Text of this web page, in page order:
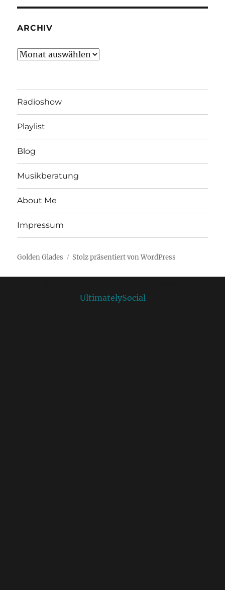
ARCHIV
Archiv
Radioshow
Playlist
Blog
Musikberatung
About Me
Impressum
Golden Glades Stolz präsentiert von WordPress
UltimatelySocial